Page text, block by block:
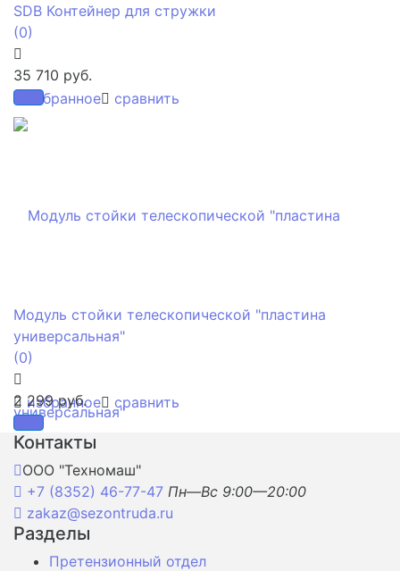
избранное сравнить
SDB Контейнер для стружки
(0)
35 710 руб.
избранное сравнить
Модуль стойки телескопической "пластина
универсальная"
(0)
2 299 руб.
Контакты
ООО "Техномаш"
+7 (8352) 46-77-47 Пн—Вс 9:00—20:00
zakaz@sezontruda.ru
Разделы
Претензионный отдел